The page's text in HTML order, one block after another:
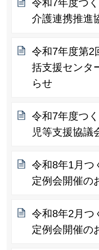
令和7年度つ
介護連携推進
令和7年度第2
括支援センタ
らせ
令和7年度つ
児等支援協議
令和8年1月つ
定例会開催の
令和8年2月つ
定例会開催の